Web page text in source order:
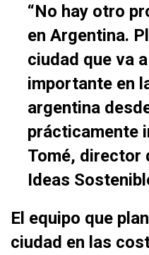
“No hay otro
en Argentina.
ciudad que va
importante en
argentina
prácticamente
Tomé, director
Ideas
El equipo que
ciudad en las